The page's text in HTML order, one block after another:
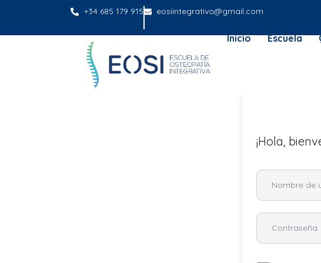
+34 685 179 915 eosiintegrativo@gmail.com
Inicio Escuela
¡Hola,